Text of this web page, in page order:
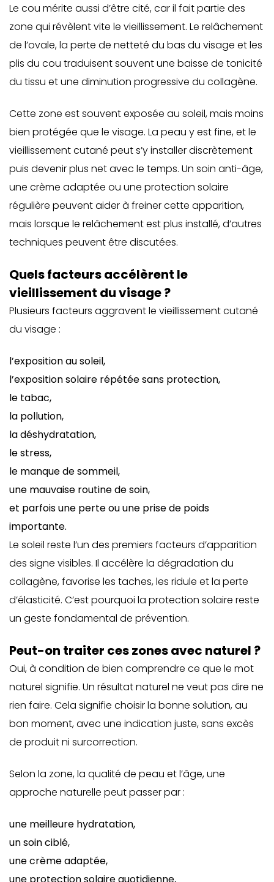
Le cou mérite aussi d’être cité, car il fait partie des
zone qui révèlent vite le vieillissement. Le relâchement
de l’ovale, la perte de netteté du bas du visage et les
plis du cou traduisent souvent une baisse de tonicité
du tissu et une diminution progressive du collagène.
Cette zone est souvent exposée au soleil, mais moins
bien protégée que le visage. La peau y est fine, et le
vieillissement cutané peut s’y installer discrètement
puis devenir plus net avec le temps. Un soin anti-âge,
une crème adaptée ou une protection solaire
régulière peuvent aider à freiner cette apparition,
mais lorsque le relâchement est plus installé, d’autres
techniques peuvent être discutées.
Quels facteurs accélèrent le
vieillissement du visage ?
Plusieurs facteurs aggravent le vieillissement cutané
du visage :
l’exposition au soleil,
l’exposition solaire répétée sans protection,
le tabac,
la pollution,
la déshydratation,
le stress,
le manque de sommeil,
une mauvaise routine de soin,
et parfois une perte ou une prise de poids
importante.
Le soleil reste l’un des premiers facteurs d’apparition
des signe visibles. Il accélère la dégradation du
collagène, favorise les taches, les ridule et la perte
d’élasticité. C’est pourquoi la protection solaire reste
un geste fondamental de prévention.
Peut-on traiter ces zones avec naturel ?
Oui, à condition de bien comprendre ce que le mot
naturel signifie. Un résultat naturel ne veut pas dire ne
rien faire. Cela signifie choisir la bonne solution, au
bon moment, avec une indication juste, sans excès
de produit ni surcorrection.
Selon la zone, la qualité de peau et l’âge, une
approche naturelle peut passer par :
une meilleure hydratation,
un soin ciblé,
une crème adaptée,